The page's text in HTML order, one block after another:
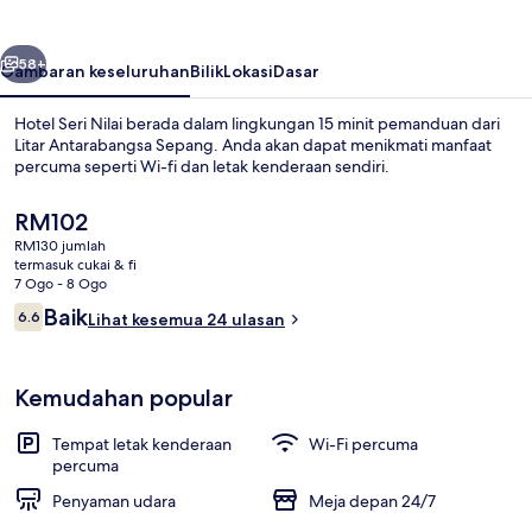
Bahagian dalam
Seterusnya
58+
Gambaran keseluruhanBilikLokasiDasar
Hotel Seri Nilai berada dalam lingkungan 15 minit pemanduan dari
Litar Antarabangsa Sepang. Anda akan dapat menikmati manfaat
percuma seperti Wi-fi dan letak kenderaan sendiri.
Harga
semasa
ialah
RM102
RM102
RM130 jumlah
termasuk cukai & fi
7 Ogo - 8 Ogo
Ulasan
6.66.6 daripada 10
BaikLihat kesemua 24 ulasan
Kemudahan popular
Tempat letak kenderaan
percuma
Wi-Fi percuma
Penyaman udara
Meja depan 24/7